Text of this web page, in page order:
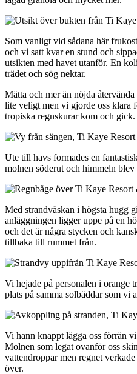
Som vanligt vid sådana här
och vi satt kvar en stund och
utsikten med havet utanför. En
trädet och sög nektar.
Mätta och mer än nöjda
lite veligt men vi gjorde oss klara
tropiska regnskurar kom och gick.
Ute till havs formades en
molnen söderut och himmeln blev
Med strandväskan i högsta hugg
anläggningen ligger uppe på en
och det är några stycken och
tillbaka till rummet från.
Vi hejade på personalen i orange
plats på samma solbäddar som vi
Vi hann knappt lägga oss förrän
Molnen som legat ovanför oss
vattendroppar men regnet
över.